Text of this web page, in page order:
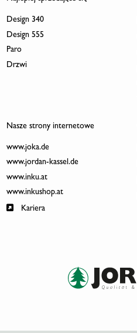
Design 340
Design 555
Paro
Drzwi
Nasze strony internetowe
www.joka.de
www.jordan-kassel.de
www.inku.at
www.inkushop.at
Kariera